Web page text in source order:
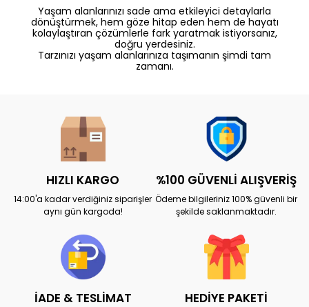
Yaşam alanlarınızı sade ama etkileyici detaylarla
dönüştürmek, hem göze hitap eden hem de hayatı
kolaylaştıran çözümlerle fark yaratmak istiyorsanız,
doğru yerdesiniz.
Tarzınızı yaşam alanlarınıza taşımanın şimdi tam
zamanı.
HIZLI KARGO
14:00'a kadar verdiğiniz siparişler
aynı gün kargoda!
%100 GÜVENLİ ALIŞVERİŞ
Ödeme bilgileriniz 100% güvenli bir
şekilde saklanmaktadır.
İADE & TESLİMAT HEDİYE PAKETİ